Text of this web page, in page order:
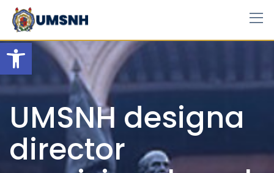
Open toolbar
Skip
content
UMSNH designa
director